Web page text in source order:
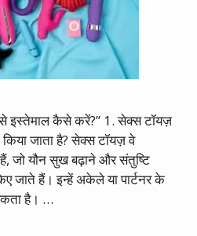
इस्तेमाल कैसे करें?” 1. सेक्स टॉयज़
जाता है? सेक्स टॉयज़ वे
जो यौन सुख बढ़ाने और संतुष्टि
जाते हैं। इन्हें अकेले या पार्टनर के
है। …